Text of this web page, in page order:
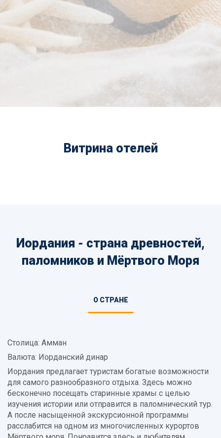
Витрина отелей
Иордания - страна древностей,
паломников и Мёртвого Моря
ИнформацияО СТРАНЕ
Столица: Амман
Валюта: Иорданский динар
Иордания предлагает туристам богатые возможности
для самого разнообразного отдыха. Здесь можно
бесконечно посещать старинные храмы с целью
изучения истории или отправится в паломнический тур.
А после насыщенной экскурсионной программы
расслабится на одном из многочисленных курортов